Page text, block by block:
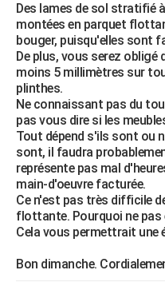
Des lames de sol stratifié
montées en parquet
bouger, puisqu'elles sont
De plus, vous serez obligé
moins 5 millimètres sur
plinthes.
Ne connaissant pas du
pas vous dire si les
Tout dépend s'ils sont ou
sont, il faudra
représente pas mal
main-d'oeuvre facturée.
Ce n'est pas très difficile
flottante. Pourquoi ne pas
Cela vous permettrait une
Bon dimanche.